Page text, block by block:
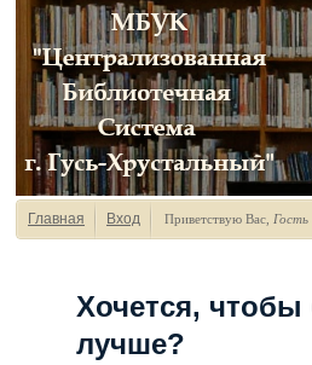
Главная Вход Приветствую Вас Гость
Хочется, чтобы
лучше?